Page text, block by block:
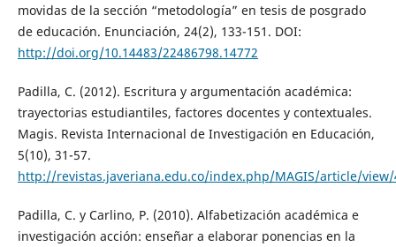
movidas de la sección “metodología” en tesis de posgrado
de educación. Enunciación, 24(2), 133-151. DOI:
http://doi.org/10.14483/22486798.14772
Padilla, C. (2012). Escritura y argumentación académica:
trayectorias estudiantiles, factores docentes y contextuales.
Magis. Revista Internacional de Investigación en Educación,
5(10), 31-57.
http://revistas.javeriana.edu.co/index.php/MAGIS/article/view/
Padilla, C. y Carlino, P. (2010). Alfabetización académica e
investigación acción: enseñar a elaborar ponencias en la